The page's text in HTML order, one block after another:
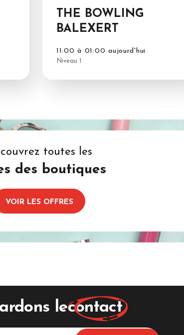
THE BOWLING
BALEXERT
11:00 à 01:00 aujourd'hui
Niveau 1
toutes les
des boutiques
VOIR LES OFFRES
lecontact